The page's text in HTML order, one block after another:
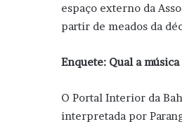
espaço externo da
partir de meados da
Enquete: Qual a
O Portal Interior da
interpretada por